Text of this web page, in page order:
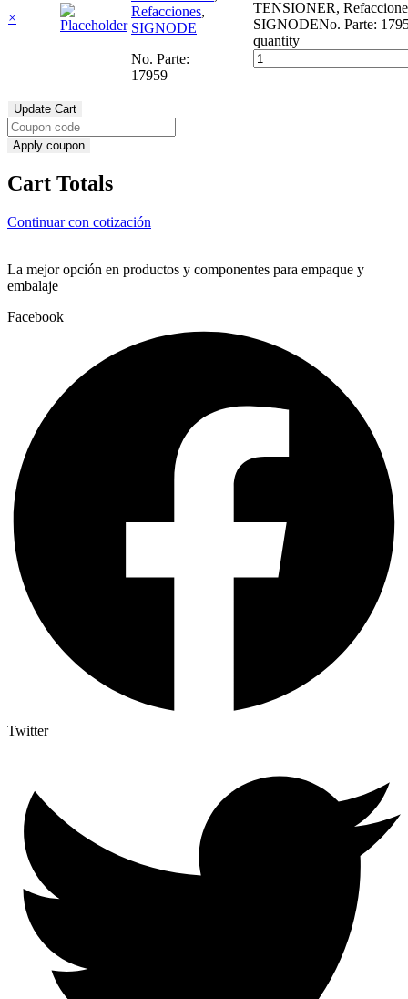
×
Refacciones,
SIGNODE
No. Parte:
17959
TENSIONER,
SIGNODENo. Parte:
quantity
Update Cart
Apply coupon
Cart Totals
Subtotal
Total
Continuar con cotización
La mejor opción en productos y componentes para empaque y
embalaje
Facebook
Twitter